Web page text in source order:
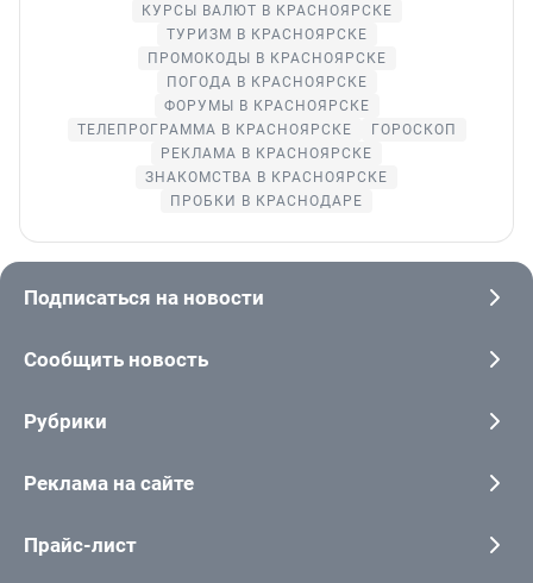
КУРСЫ ВАЛЮТ В КРАСНОЯРСКЕ
ТУРИЗМ В КРАСНОЯРСКЕ
ПРОМОКОДЫ В КРАСНОЯРСКЕ
ПОГОДА В КРАСНОЯРСКЕ
ФОРУМЫ В КРАСНОЯРСКЕ
ТЕЛЕПРОГРАММА В КРАСНОЯРСКЕ
ГОРОСКОП
РЕКЛАМА В КРАСНОЯРСКЕ
ЗНАКОМСТВА В КРАСНОЯРСКЕ
ПРОБКИ В КРАСНОДАРЕ
Подписаться на новости
Сообщить новость
Рубрики
Реклама на сайте
Прайс-лист